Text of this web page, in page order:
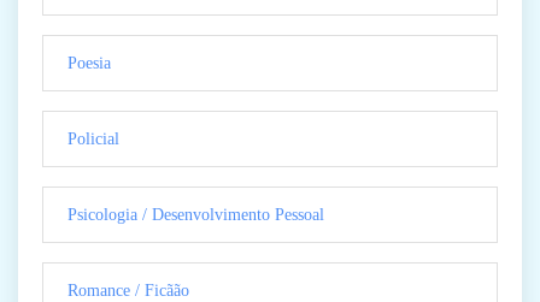
Poesia
Policial
Psicologia / Desenvolvimento Pessoal
Romance / Ficãão